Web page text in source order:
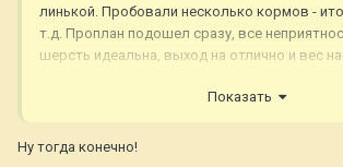
линькой. Пробовали несколько кормов -
т.д. Проплан подошел сразу, все
шерсть идеальна, выход на отлично и вес
Показать
Ну тогда конечно!